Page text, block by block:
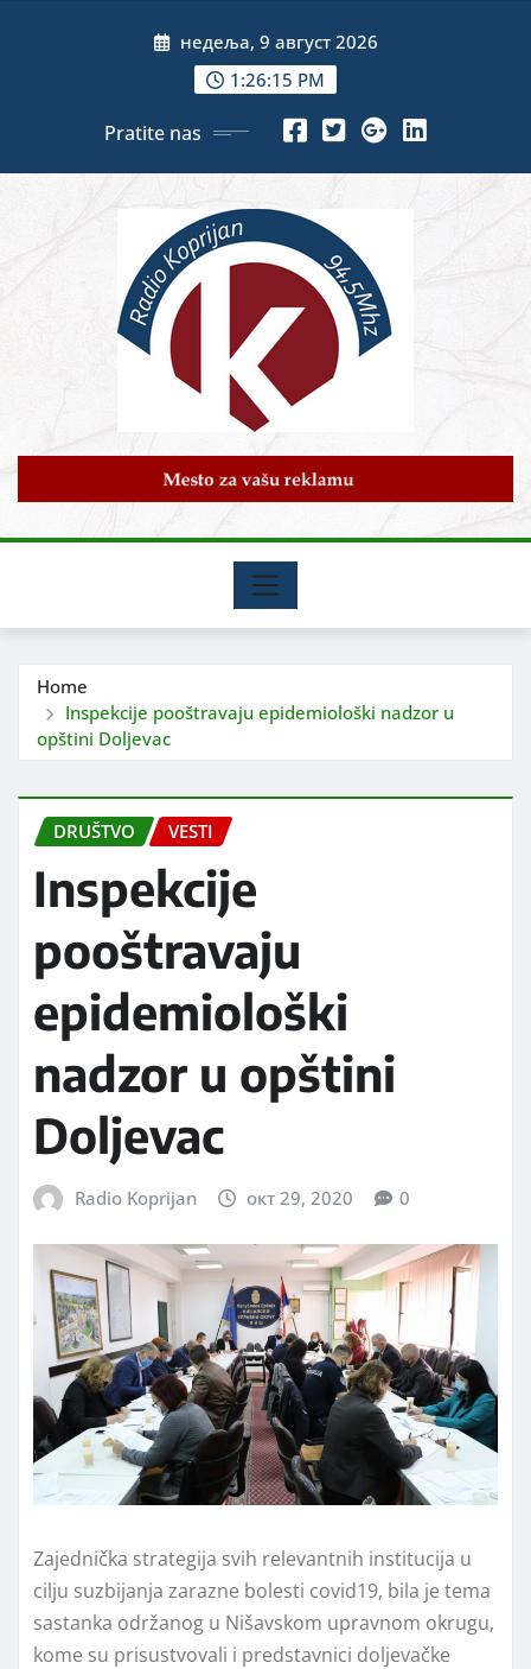
недеља, 9 август 2026
1:26:17 PM
Pratite nas
Home
Inspekcije pooštravaju epidemiološki nadzor u
opštini Doljevac
DRUŠTVO VESTI
Inspekcije
pooštravaju
epidemiološki
nadzor u opštini
Doljevac
Radio Koprijan окт 29, 2020 0
Zajednička strategija svih relevantnih institucija u
cilju suzbijanja zarazne bolesti covid19, bila je tema
sastanka održanog u Nišavskom upravnom okrugu,
kome su prisustvovali i predstavnici doljevačke